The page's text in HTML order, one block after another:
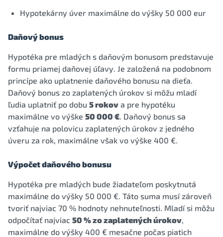
Hypotekárny úver maximálne do výšky 50 000 eur
Daňový bonus
Hypotéka pre mladých s daňovým bonusom predstavuje
formu priamej daňovej úľavy. Je založená na podobnom
princípe ako uplatnenie daňového bonusu na dieťa.
Daňový bonus zo zaplatených úrokov si môžu mladí
ľudia uplatniť po dobu 5 rokov a pre hypotéku
maximálne vo výške 50 000 €. Daňový bonus sa
vzťahuje na polovicu zaplatených úrokov z jedného
úveru za rok, maximálne však vo výške 400 €.
Výpočet daňového bonusu
Hypotéka pre mladých bude žiadateľom poskytnutá
maximálne do výšky 50 000 €. Táto suma musí zároveň
tvoriť najviac 70 % hodnoty nehnuteľnosti. Mladí si môžu
odpočítať najviac 50 % zo zaplatených úrokov,
maximálne do výšky 400 € mesačne počas piatich